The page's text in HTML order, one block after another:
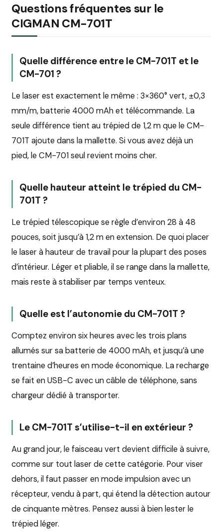
Questions fréquentes sur le
CIGMAN CM-701T
Quelle différence entre le CM-701T et le
CM-701 ?
Le laser est exactement le même : 3×360° vert, ±0,3
mm/m, batterie 4000 mAh et télécommande. La
seule différence tient au trépied de 1,2 m que le CM-
701T ajoute dans la mallette. Si vous avez déjà un
pied, le CM-701 seul revient moins cher.
Quelle hauteur atteint le trépied du CM-
701T ?
Le trépied télescopique se règle d’environ 28 à 48
pouces, soit jusqu’à 1,2 m en extension. De quoi placer
le laser à hauteur de travail pour la plupart des poses
d’intérieur. Léger et pliable, il se range dans la mallette,
mais reste à stabiliser par temps venteux.
Quelle est l’autonomie du CM-701T ?
Comptez environ six heures avec les trois plans
allumés sur sa batterie de 4000 mAh, et jusqu’à une
trentaine d’heures en mode économique. La recharge
se fait en USB-C avec un câble de téléphone, sans
chargeur dédié à transporter.
Le CM-701T s’utilise-t-il en extérieur ?
Au grand jour, le faisceau vert devient difficile à suivre,
comme sur tout laser de cette catégorie. Pour viser
dehors, il faut passer en mode impulsion avec un
récepteur, vendu à part, qui étend la détection autour
de cinquante mètres. Pensez aussi à bien lester le
trépied léger.